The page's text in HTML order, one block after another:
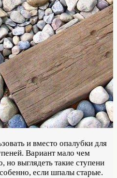
и вместо опалубки для
Вариант мало чем
но выглядеть такие ступени
если шпалы старые.